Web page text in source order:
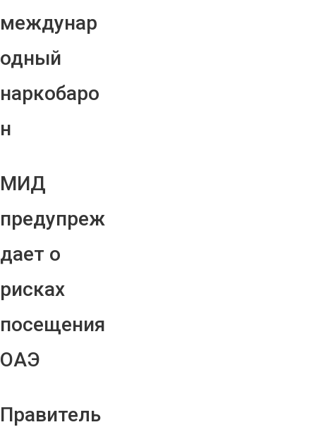
междунар
одный
наркобаро
н
МИД
предупреж
дает о
рисках
посещения
ОАЭ
Правитель